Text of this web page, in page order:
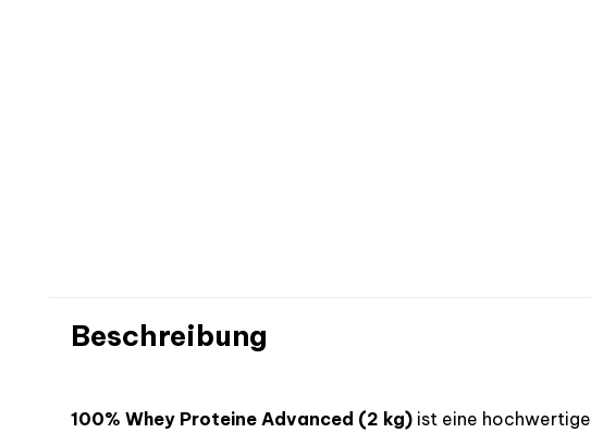
Beschreibung
100% Whey Proteine Advanced (2 kg) ist eine hochwertige